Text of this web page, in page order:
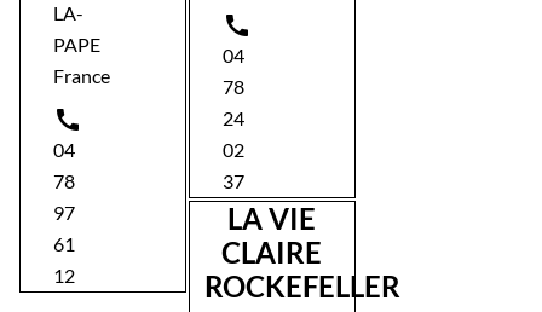
LA-
PAPE
France

04
78
97
61
12

04
78
24
02
37
LA VIE
CLAIRE
ROCKEFELLER